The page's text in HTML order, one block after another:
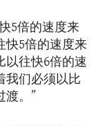
5倍的速度来
快5倍的速度来
以往快6倍的速
我们必须以比
渡。”